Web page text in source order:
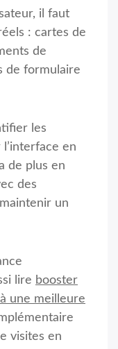
il faut
: cartes de
de
de formulaire
les
l’interface en
de plus en
des
un
lire booster
une meilleure
visites en